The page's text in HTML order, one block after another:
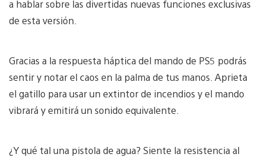
a hablar sobre las divertidas nuevas funciones exclusivas
de esta versión.
Gracias a la respuesta háptica del mando de PS5 podrás
sentir y notar el caos en la palma de tus manos. Aprieta
el gatillo para usar un extintor de incendios y el mando
vibrará y emitirá un sonido equivalente.
¿Y qué tal una pistola de agua? Siente la resistencia al